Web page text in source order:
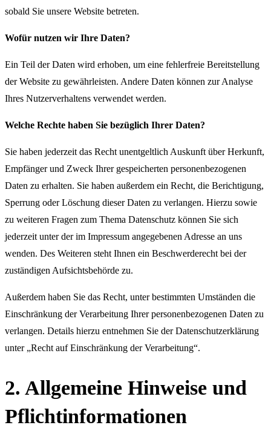
sobald Sie unsere Website betreten.
Wofür nutzen wir Ihre Daten?
Ein Teil der Daten wird erhoben, um eine fehlerfreie Bereitstellung
der Website zu gewährleisten. Andere Daten können zur Analyse
Ihres Nutzerverhaltens verwendet werden.
Welche Rechte haben Sie bezüglich Ihrer Daten?
Sie haben jederzeit das Recht unentgeltlich Auskunft über Herkunft,
Empfänger und Zweck Ihrer gespeicherten personenbezogenen
Daten zu erhalten. Sie haben außerdem ein Recht, die Berichtigung,
Sperrung oder Löschung dieser Daten zu verlangen. Hierzu sowie
zu weiteren Fragen zum Thema Datenschutz können Sie sich
jederzeit unter der im Impressum angegebenen Adresse an uns
wenden. Des Weiteren steht Ihnen ein Beschwerderecht bei der
zuständigen Aufsichtsbehörde zu.
Außerdem haben Sie das Recht, unter bestimmten Umständen die
Einschränkung der Verarbeitung Ihrer personenbezogenen Daten zu
verlangen. Details hierzu entnehmen Sie der Datenschutzerklärung
unter „Recht auf Einschränkung der Verarbeitung“.
2. Allgemeine Hinweise und
Pflichtinformationen